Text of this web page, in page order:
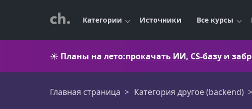
Категории Источники Все курсы
☀️ Планы на лето:прокачать ИИ, CS-базу и
Главная страница Категория другое (backend)